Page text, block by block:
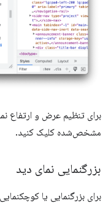
برای تنظیم عرض و ارتفاع
مشخص‌شده کلیک کنید.
بزرگنمایی نمای دید
برای بزرگنمایی یا